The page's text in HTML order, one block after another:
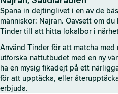
a
r
t
i
d
a
Spana in dejtinglivet i en av de
människor: Najran. Oavsett om
Tinder till att hitta lokalbor i
Använd Tinder för att matcha
utforska nattutbudet med en ny
ha en mysig fikadejt på ett
för att upptäcka, eller
erbjuda.